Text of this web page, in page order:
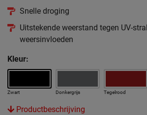
Snelle droging
Uitstekende weerstand tegen UV-
weersinvloeden
Kleur:
Zwart Donkergrijs Tegelrood
Productbeschrijving